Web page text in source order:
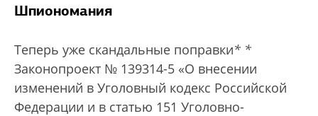
Шпиономания
Теперь уже скандальные поправки* *
Законопроект № 139314-5 «О внесении
изменений в Уголовный кодекс Российской
Федерации и в статью 151 Уголовно-